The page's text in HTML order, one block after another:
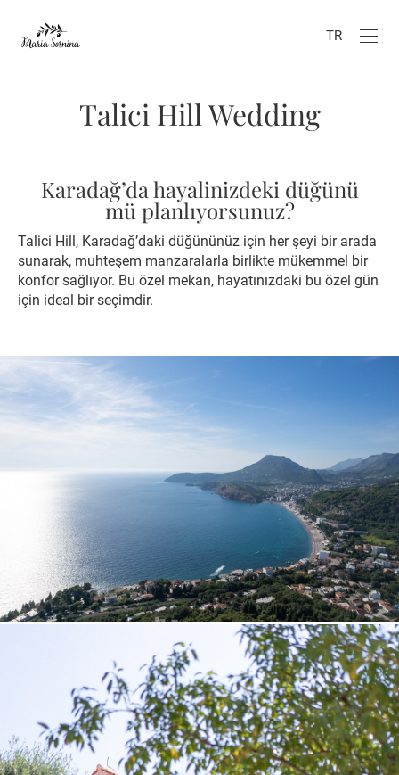
TR
Talici Hill Wedding
Karadağ’da hayalinizdeki düğünü
mü planlıyorsunuz?
Talici Hill, Karadağ’daki düğününüz için her şeyi bir arada
sunarak, muhteşem manzaralarla birlikte mükemmel bir
konfor sağlıyor. Bu özel mekan, hayatınızdaki bu özel gün
için ideal bir seçimdir.